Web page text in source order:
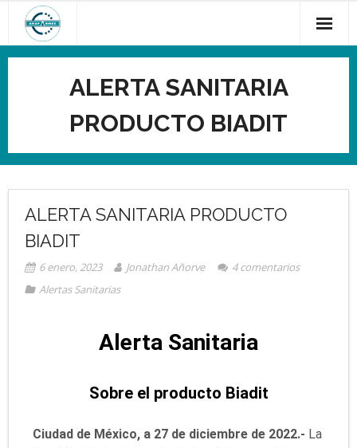
ALERTA SANITARIA
PRODUCTO BIADIT
ALERTA SANITARIA PRODUCTO
BIADIT
6 enero, 2023 Jonathan Añorve 4 comentarios
Alertas Sanitarias
Alerta Sanitaria
Sobre el producto Biadit
Ciudad de México, a 27 de diciembre de 2022.- La